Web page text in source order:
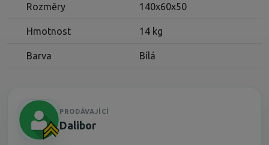
Rozměry 140x60x50
Hmotnost 14 kg
Barva Bílá
PRODÁVAJÍCÍ
Dalibor